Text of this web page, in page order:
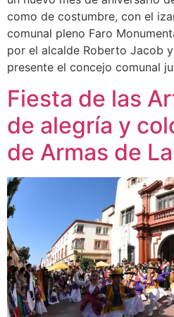
como de costumbre, con el
comunal pleno Faro
por el alcalde Roberto Jacob
presente el concejo comunal
Fiesta de las
de alegría y
de Armas de